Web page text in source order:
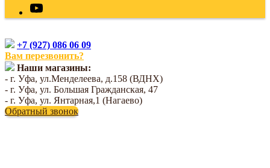
+7 (927) 086 06 09
Вам перезвонить?
Наши магазины:
- г. Уфа, ул.Менделеева, д.158 (ВДНХ)
- г. Уфа, ул. Большая Гражданская, 47
- г. Уфа, ул. Янтарная,1 (Нагаево)
Обратный звонок